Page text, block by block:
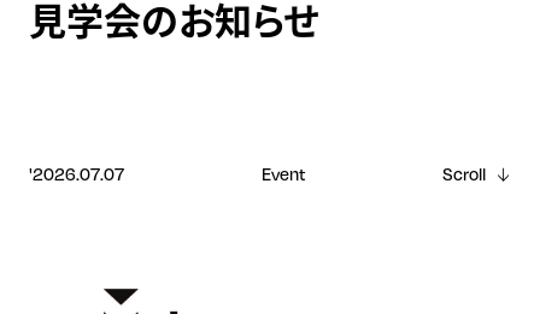
見学会のお知らせ
'2026.07.07 Event Scroll